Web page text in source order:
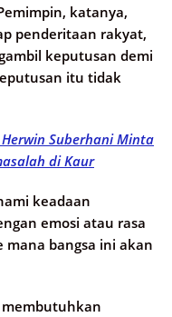
katanya,
penderitaan rakyat,
keputusan demi
itu tidak
Suberhani Minta
di Kaur
keadaan
emosi atau rasa
bangsa ini akan
membutuhkan